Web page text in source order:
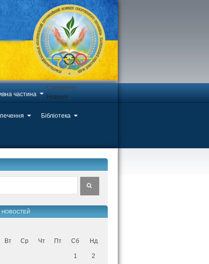
частина
Бібліотека
Categories
Новини
НОВОСТЕЙ
Вт Ср Чт Пт Сб Нд
1 2